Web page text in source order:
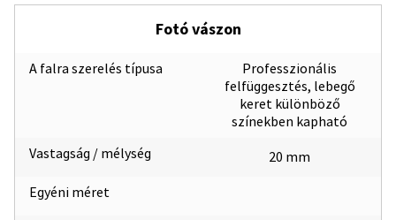
Fotó vászon
A falra szerelés típusa
Vastagság / mélység
Egyéni méret
Professzionális
felfüggesztés, lebegő
keret különböző
színekben kapható
20 mm